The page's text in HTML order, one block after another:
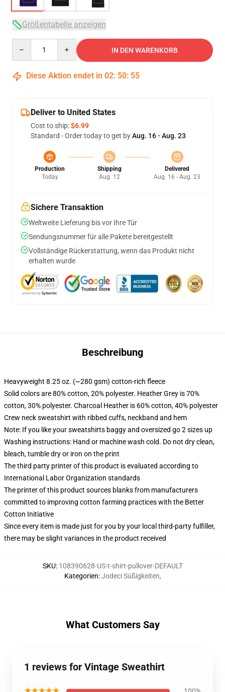
Größentabelle anzeigen
IN DEN WARENKORB
Diese Aktion endet in 02: 50: 54
Deliver to United States
Cost to ship:$6.99
Standard - Order today to get byAug. 16 - Aug. 23
Production
Today
Shipping
Aug. 12
Delivered
Aug. 16 - Aug. 23
Sichere Transaktion
Weltweite Lieferung bis vor Ihre Tür
Sendungsnummer für alle Pakete bereitgestellt
Vollständige Rückerstattung, wenn das Produkt nicht
erhalten wurde
Beschreibung
Heavyweight 8.25 oz. (~280 gsm) cotton-rich fleece
Solid colors are 80% cotton, 20% polyester. Heather Grey is 70%
cotton, 30% polyester. Charcoal Heather is 60% cotton, 40% polyester
Crew neck sweatshirt with ribbed cuffs, neckband and hem
Note: If you like your sweatshirts baggy and oversized go 2 sizes up
Washing instructions: Hand or machine wash cold. Do not dry clean,
bleach, tumble dry or iron on the print
The third party printer of this product is evaluated according to
International Labor Organization standards
The printer of this product sources blanks from manufacturers
committed to improving cotton farming practices with the Better
Cotton Initiative
Since every item is made just for you by your local third-party fulfiller,
there may be slight variances in the product received
SKU: 108390628-US-t-shirt-pullover-DEFAULT
Kategorien:Jodeci Süßigkeiten,
What Customers Say
1 reviews for Vintage Sweathirt